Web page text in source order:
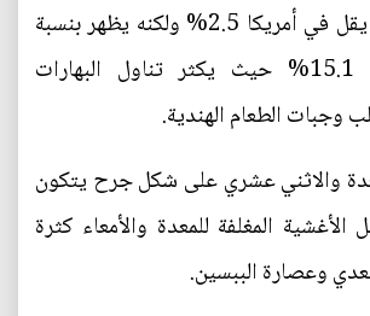
فنجد أن المرض يقل في أمريكا 2.5% ولكنه يظهر بنسبة
عالية في الهند 15.1% حيث يكثر تناول البهارات
وجبات الطعام الهندية.
والاثني عشري على شكل جرح يتكون
المغلفة للمعدة والأمعاء كثرة
وعصارة الببسين.